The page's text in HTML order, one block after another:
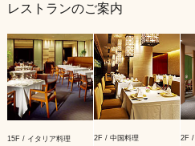
レストランのご案内
15F / イタリア料理 2F / 中国料理 2F /